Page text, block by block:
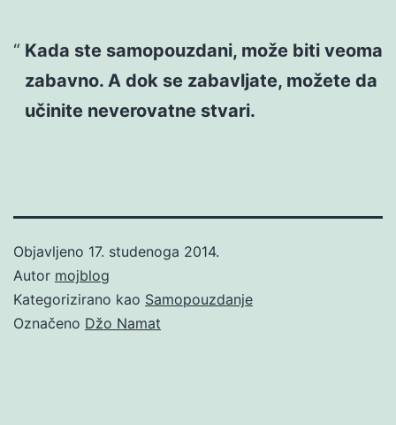
Kada ste samopouzdani, može biti veoma
zabavno. A dok se zabavljate, možete da
učinite neverovatne stvari.
Objavljeno 17. studenoga 2014.
Autor mojblog
Kategorizirano kao Samopouzdanje
Označeno Džo Namat